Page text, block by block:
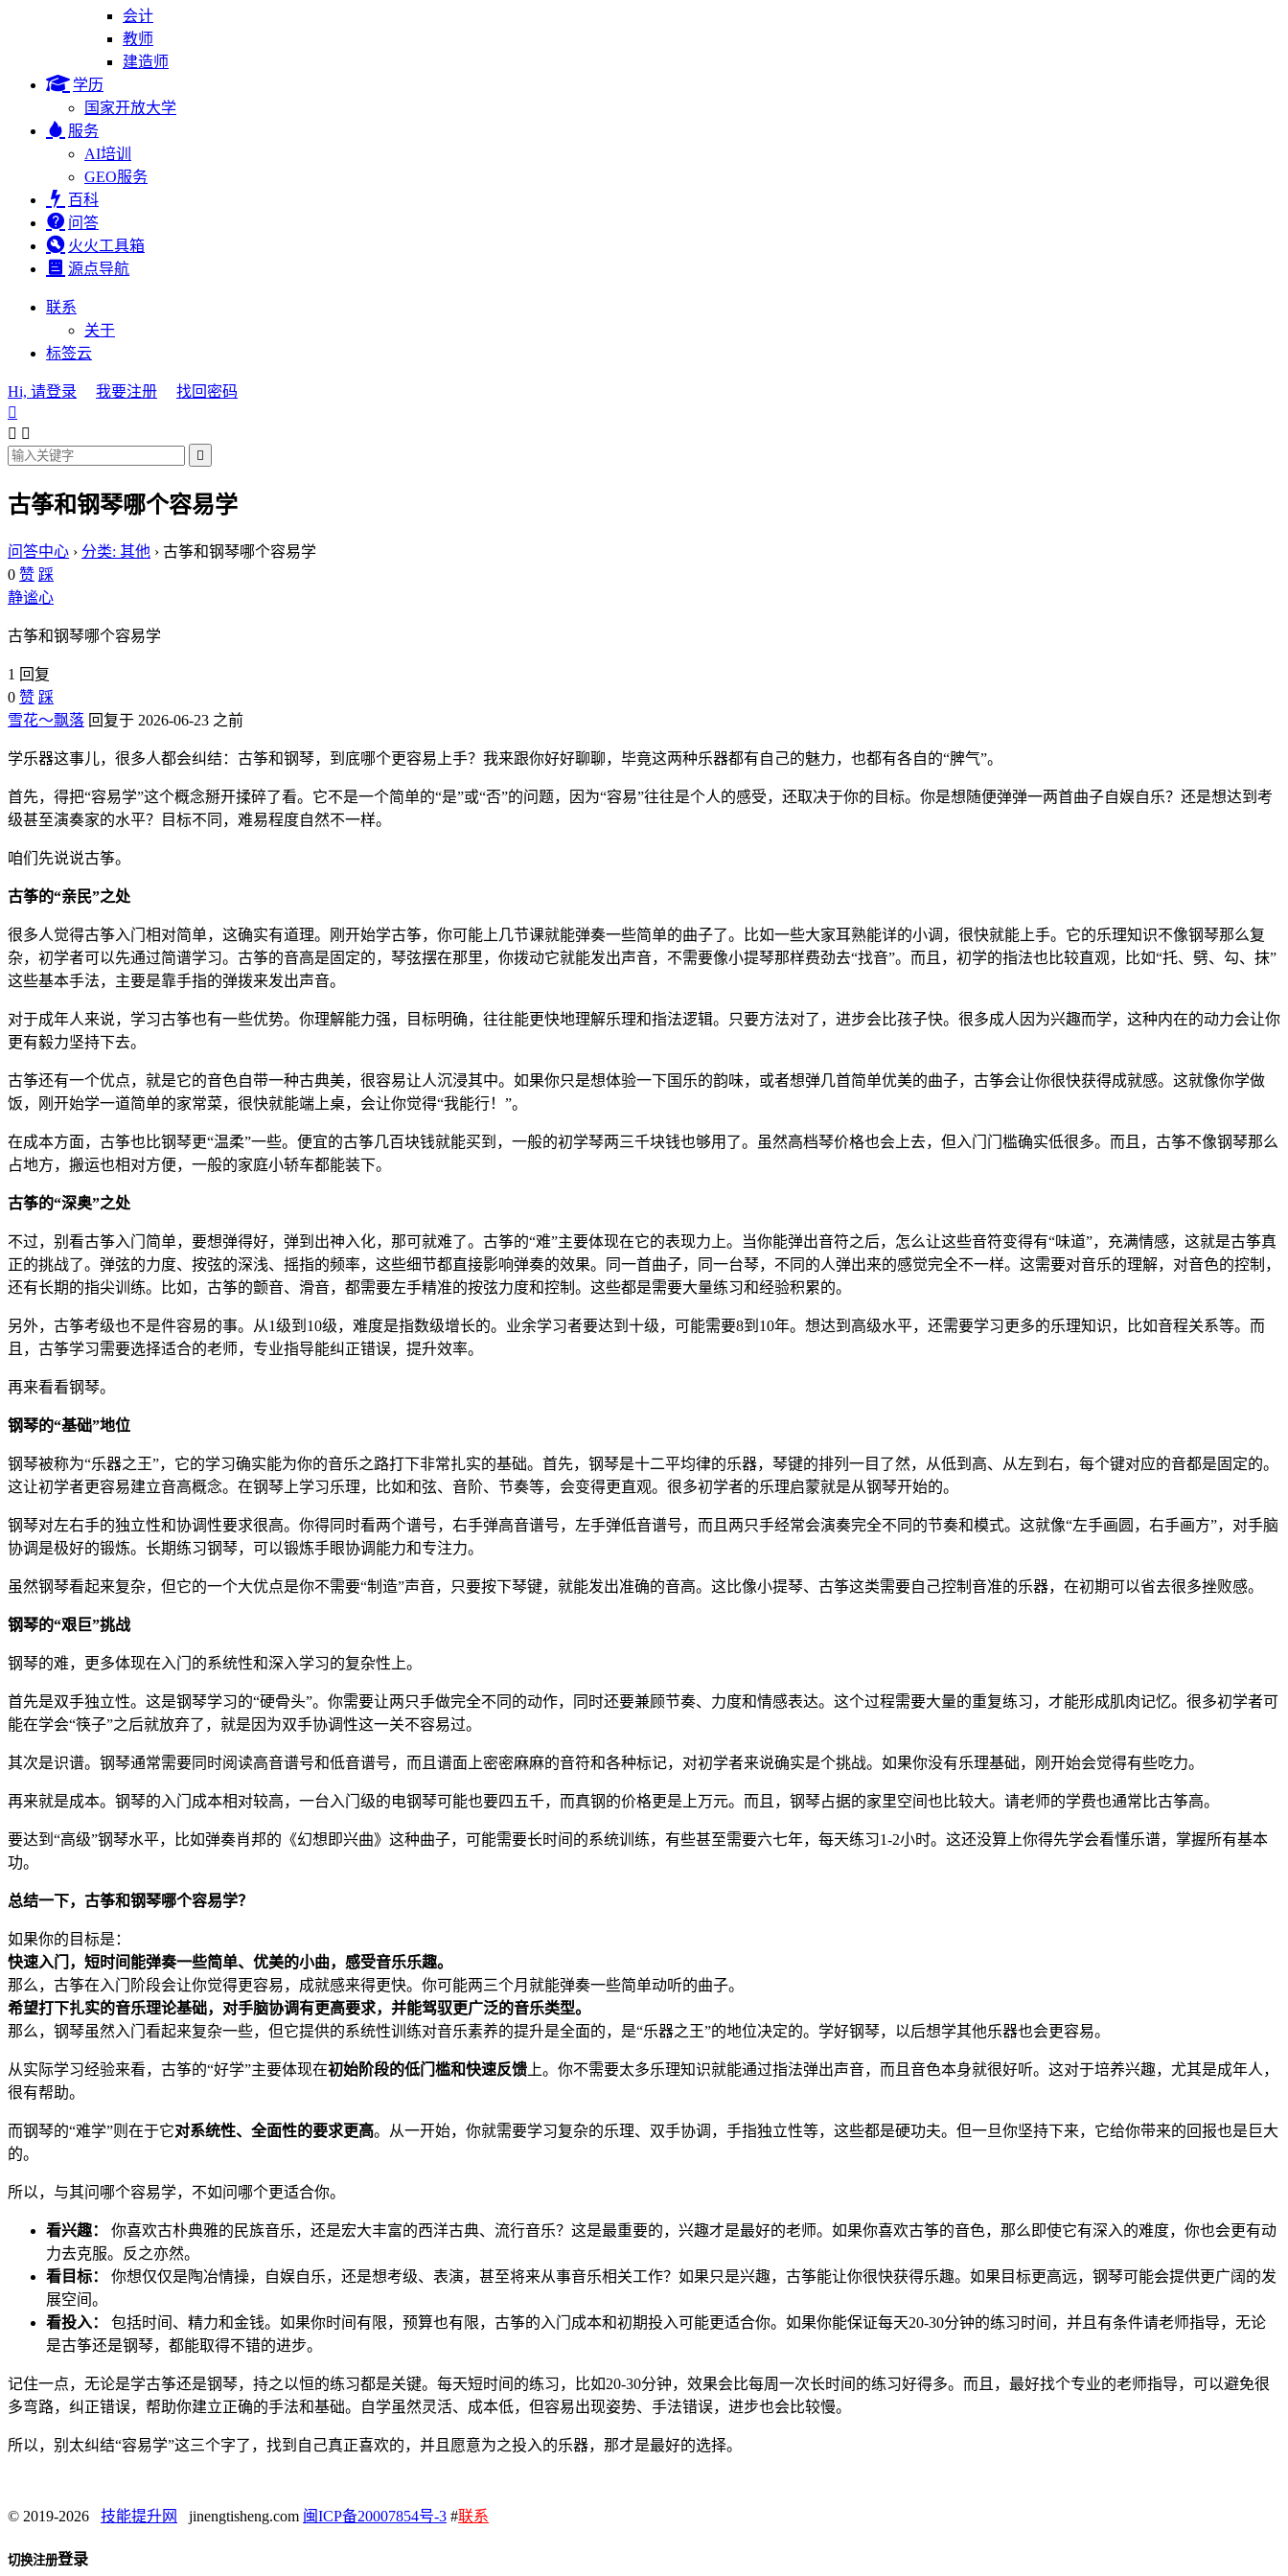
会计
教师
建造师
学历
国家开放大学
服务
AI培训
GEO服务
百科
问答
火火工具箱
源点导航
联系
关于
标签云
Hi, 请登录 我要注册
找回密码

 

古筝和钢琴哪个容易学
问答中心 › 分类: 其他 › 古筝和钢琴哪个容易学
0 赞 踩
静谧心
古筝和钢琴哪个容易学
1 回复
0 赞 踩
雪花～飘落 回复于 2026-06-23 之前
学乐器这事儿，很多人都会纠结：古筝和钢琴，到底哪个更容易上手？我来跟你好好聊聊，毕竟这两种乐器都有自己的魅力，也都有各自的“脾气”。
首先，得把“容易学”这个概念掰开揉碎了看。它不是一个简单的“是”或“否”的问题，因为“容易”往往是个人的感受，还取决于你的目标。你是想随便弹弹一两首曲子自娱自乐？还是想达到考
级甚至演奏家的水平？目标不同，难易程度自然不一样。
咱们先说说古筝。
古筝的“亲民”之处
很多人觉得古筝入门相对简单，这确实有道理。刚开始学古筝，你可能上几节课就能弹奏一些简单的曲子了。比如一些大家耳熟能详的小调，很快就能上手。它的乐理知识不像钢琴那么复
杂，初学者可以先通过简谱学习。古筝的音高是固定的，琴弦摆在那里，你拨动它就能发出声音，不需要像小提琴那样费劲去“找音”。而且，初学的指法也比较直观，比如“托、劈、勾、抹”
这些基本手法，主要是靠手指的弹拨来发出声音。
对于成年人来说，学习古筝也有一些优势。你理解能力强，目标明确，往往能更快地理解乐理和指法逻辑。只要方法对了，进步会比孩子快。很多成人因为兴趣而学，这种内在的动力会让你
更有毅力坚持下去。
古筝还有一个优点，就是它的音色自带一种古典美，很容易让人沉浸其中。如果你只是想体验一下国乐的韵味，或者想弹几首简单优美的曲子，古筝会让你很快获得成就感。这就像你学做
饭，刚开始学一道简单的家常菜，很快就能端上桌，会让你觉得“我能行！”。
在成本方面，古筝也比钢琴更“温柔”一些。便宜的古筝几百块钱就能买到，一般的初学琴两三千块钱也够用了。虽然高档琴价格也会上去，但入门门槛确实低很多。而且，古筝不像钢琴那么
占地方，搬运也相对方便，一般的家庭小轿车都能装下。
古筝的“深奥”之处
不过，别看古筝入门简单，要想弹得好，弹到出神入化，那可就难了。古筝的“难”主要体现在它的表现力上。当你能弹出音符之后，怎么让这些音符变得有“味道”，充满情感，这就是古筝真
正的挑战了。弹弦的力度、按弦的深浅、摇指的频率，这些细节都直接影响弹奏的效果。同一首曲子，同一台琴，不同的人弹出来的感觉完全不一样。这需要对音乐的理解，对音色的控制，
还有长期的指尖训练。比如，古筝的颤音、滑音，都需要左手精准的按弦力度和控制。这些都是需要大量练习和经验积累的。
另外，古筝考级也不是件容易的事。从1级到10级，难度是指数级增长的。业余学习者要达到十级，可能需要8到10年。想达到高级水平，还需要学习更多的乐理知识，比如音程关系等。而
且，古筝学习需要选择适合的老师，专业指导能纠正错误，提升效率。
再来看看钢琴。
钢琴的“基础”地位
钢琴被称为“乐器之王”，它的学习确实能为你的音乐之路打下非常扎实的基础。首先，钢琴是十二平均律的乐器，琴键的排列一目了然，从低到高、从左到右，每个键对应的音都是固定的。
这让初学者更容易建立音高概念。在钢琴上学习乐理，比如和弦、音阶、节奏等，会变得更直观。很多初学者的乐理启蒙就是从钢琴开始的。
钢琴对左右手的独立性和协调性要求很高。你得同时看两个谱号，右手弹高音谱号，左手弹低音谱号，而且两只手经常会演奏完全不同的节奏和模式。这就像“左手画圆，右手画方”，对手脑
协调是极好的锻炼。长期练习钢琴，可以锻炼手眼协调能力和专注力。
虽然钢琴看起来复杂，但它的一个大优点是你不需要“制造”声音，只要按下琴键，就能发出准确的音高。这比像小提琴、古筝这类需要自己控制音准的乐器，在初期可以省去很多挫败感。
钢琴的“艰巨”挑战
钢琴的难，更多体现在入门的系统性和深入学习的复杂性上。
首先是双手独立性。这是钢琴学习的“硬骨头”。你需要让两只手做完全不同的动作，同时还要兼顾节奏、力度和情感表达。这个过程需要大量的重复练习，才能形成肌肉记忆。很多初学者可
能在学会“筷子”之后就放弃了，就是因为双手协调性这一关不容易过。
其次是识谱。钢琴通常需要同时阅读高音谱号和低音谱号，而且谱面上密密麻麻的音符和各种标记，对初学者来说确实是个挑战。如果你没有乐理基础，刚开始会觉得有些吃力。
再来就是成本。钢琴的入门成本相对较高，一台入门级的电钢琴可能也要四五千，而真钢的价格更是上万元。而且，钢琴占据的家里空间也比较大。请老师的学费也通常比古筝高。
要达到“高级”钢琴水平，比如弹奏肖邦的《幻想即兴曲》这种曲子，可能需要长时间的系统训练，有些甚至需要六七年，每天练习1-2小时。这还没算上你得先学会看懂乐谱，掌握所有基本
功。
总结一下，古筝和钢琴哪个容易学？
如果你的目标是：
快速入门，短时间能弹奏一些简单、优美的小曲，感受音乐乐趣。
那么，古筝在入门阶段会让你觉得更容易，成就感来得更快。你可能两三个月就能弹奏一些简单动听的曲子。
希望打下扎实的音乐理论基础，对手脑协调有更高要求，并能驾驭更广泛的音乐类型。
那么，钢琴虽然入门看起来复杂一些，但它提供的系统性训练对音乐素养的提升是全面的，是“乐器之王”的地位决定的。学好钢琴，以后想学其他乐器也会更容易。
从实际学习经验来看，古筝的“好学”主要体现在初始阶段的低门槛和快速反馈 上。你不需要太多乐理知识就能通过指法弹出声音，而且音色本身就很好听。这对于培养兴趣，尤其是成年人，
很有帮助。
而钢琴的“难学”则在于它对系统性、全面性的要求更高。从一开始，你就需要学习复杂的乐理、双手协调，手指独立性等，这些都是硬功夫。但一旦你坚持下来，它给你带来的回报也是巨大
的。
所以，与其问哪个容易学，不如问哪个更适合你。
看兴趣：
你喜欢古朴典雅的民族音乐，还是宏大丰富的西洋古典、流行音乐？这是最重要的，兴趣才是最好的老师。如果你喜欢古筝的音色，那么即使它有深入的难度，你也会更有动
力去克服。反之亦然。
看目标：
你想仅仅是陶冶情操，自娱自乐，还是想考级、表演，甚至将来从事音乐相关工作？如果只是兴趣，古筝能让你很快获得乐趣。如果目标更高远，钢琴可能会提供更广阔的发
展空间。
看投入：
包括时间、精力和金钱。如果你时间有限，预算也有限，古筝的入门成本和初期投入可能更适合你。如果你能保证每天20-30分钟的练习时间，并且有条件请老师指导，无论
是古筝还是钢琴，都能取得不错的进步。
记住一点，无论是学古筝还是钢琴，持之以恒的练习都是关键。每天短时间的练习，比如20-30分钟，效果会比每周一次长时间的练习好得多。而且，最好找个专业的老师指导，可以避免很
多弯路，纠正错误，帮助你建立正确的手法和基础。自学虽然灵活、成本低，但容易出现姿势、手法错误，进步也会比较慢。
所以，别太纠结“容易学”这三个字了，找到自己真正喜欢的，并且愿意为之投入的乐器，那才是最好的选择。
© 2019-2026 技能提升网 jinengtisheng.com 闽ICP备20007854号-3 #联系
切换注册登录